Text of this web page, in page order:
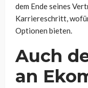
dem Ende seines
Karriereschritt,
Optionen bieten.
Auch
an